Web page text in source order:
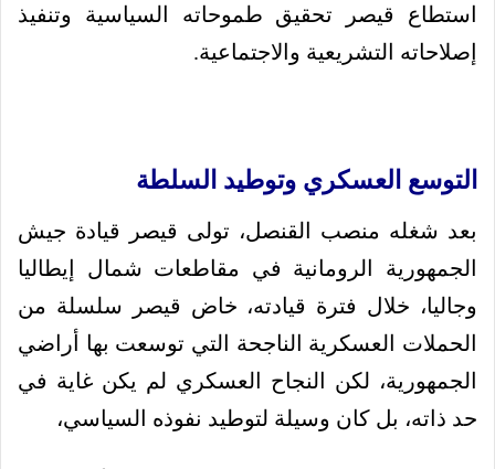
استطاع قيصر تحقيق طموحاته السياسية وتنفيذ
إصلاحاته التشريعية والاجتماعية.
التوسع العسكري وتوطيد السلطة
بعد شغله منصب القنصل، تولى قيصر قيادة جيش
الجمهورية الرومانية في مقاطعات شمال إيطاليا
وجاليا، خلال فترة قيادته، خاض قيصر سلسلة من
الحملات العسكرية الناجحة التي توسعت بها أراضي
الجمهورية، لكن النجاح العسكري لم يكن غاية في
حد ذاته، بل كان وسيلة لتوطيد نفوذه السياسي،